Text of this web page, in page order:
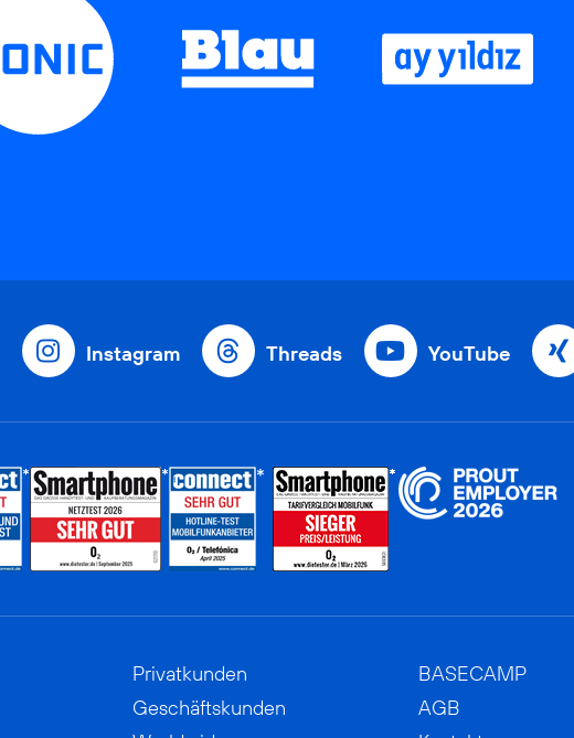
Instagram Threads YouTube
Privatkunden
Geschäftskunden
BASECAMP
AGB